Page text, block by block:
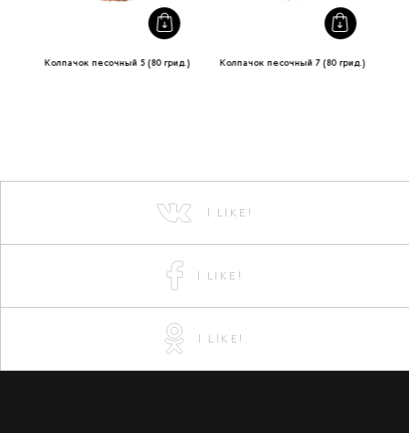
Колпачок песочный 5 (80 грид.) Колпачок песочный 7 (80 грид.)
I LIKE!
I LIKE!
I LIKE!